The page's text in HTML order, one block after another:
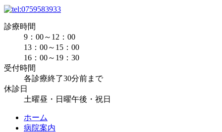
診療時間
9：00～12：00
13：00～15：00
16：00～19：30
受付時間
各診療終了30分前まで
休診日
土曜昼・日曜午後・祝日
ホーム
病院案内